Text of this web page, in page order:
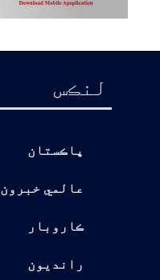
لنڪس
پاڪستان
عالمي خبرون
ڪاروبار
رانديون